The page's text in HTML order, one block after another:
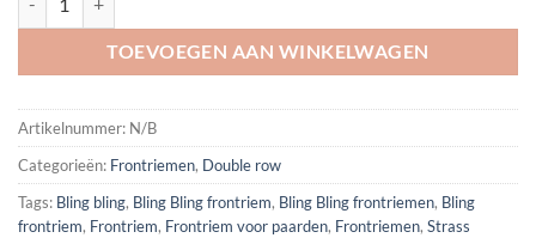
TOEVOEGEN AAN WINKELWAGEN
Artikelnummer: N/B
Categorieën: Frontriemen, Double row
Tags: Bling bling, Bling Bling frontriem, Bling Bling frontriemen, Bling
frontriem, Frontriem, Frontriem voor paarden, Frontriemen, Strass